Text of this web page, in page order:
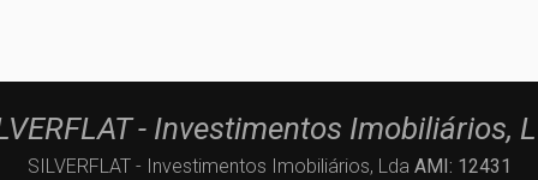
- Investimentos Imobiliários,
SILVERFLAT - Investimentos Imobiliários, Lda AMI: 12431